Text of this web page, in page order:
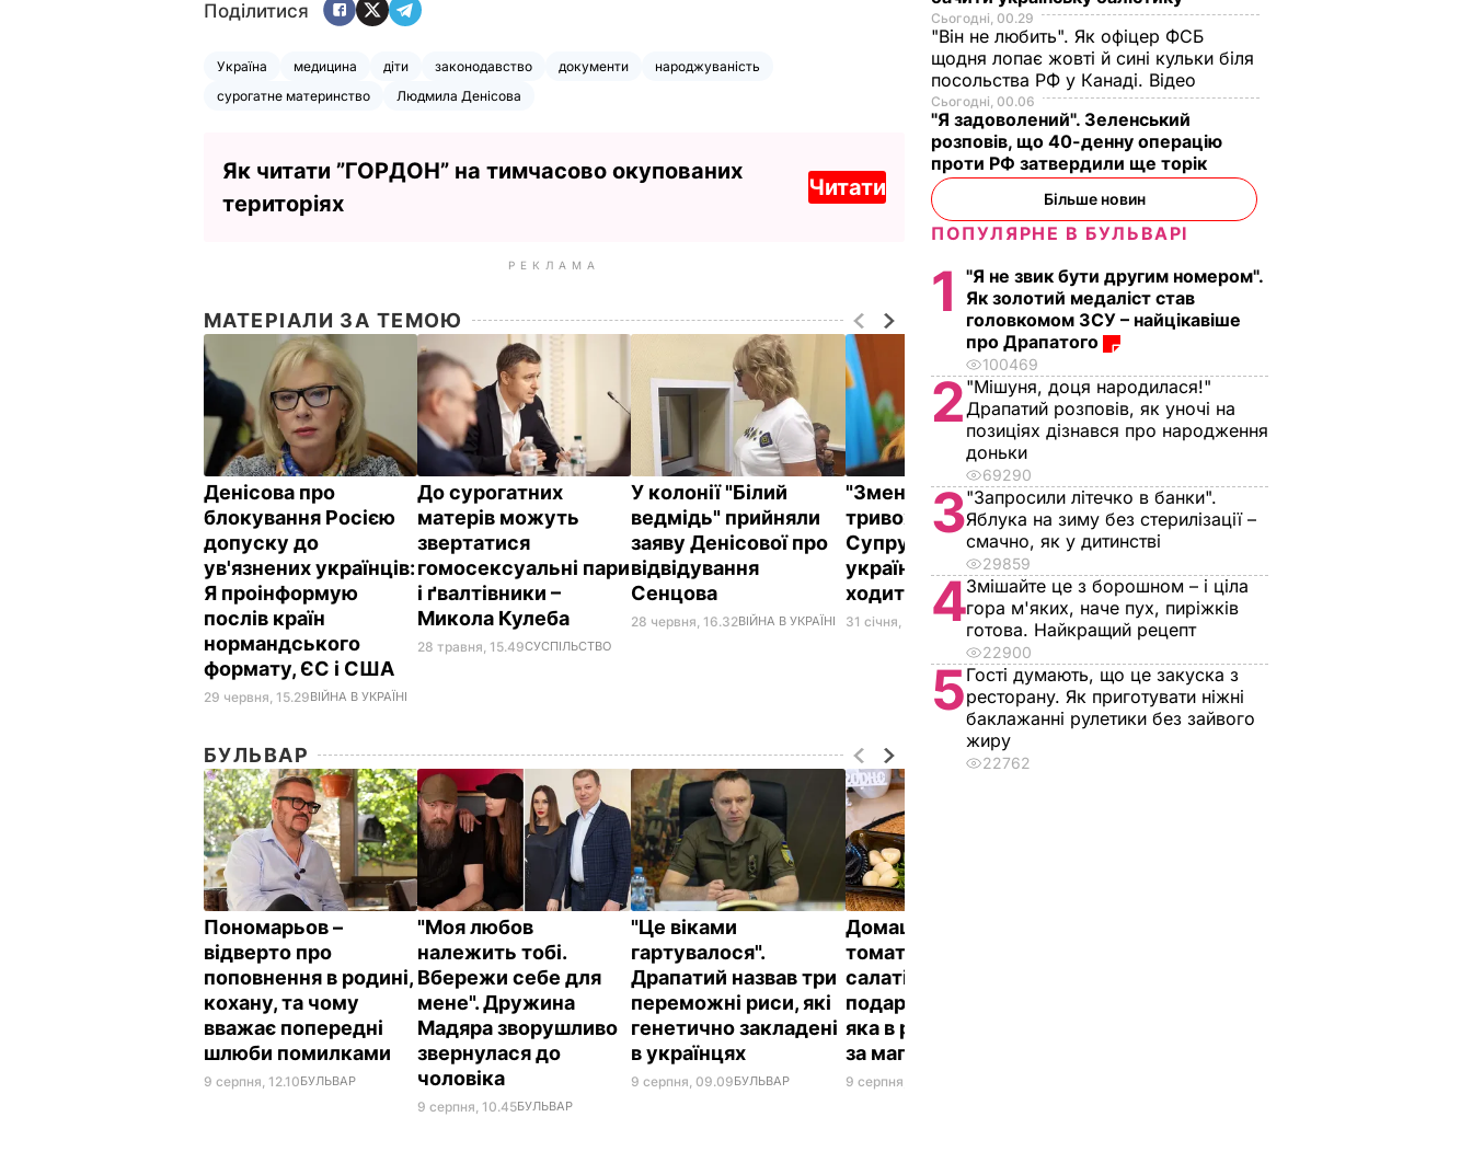
Поділитися
Україна медицина діти законодавство документи
народжуваність
сурогатне материнство
Людмила Денісова
Як читати ”ГОРДОН” на тимчасово окупованих
територіях
Читати
РЕКЛАМА
МАТЕРІАЛИ ЗА ТЕМОЮ
Денісова про
блокування Росією
допуску до
ув'язнених українців:
Я проінформую
послів країн
нормандського
формату, ЄС і США
29 червня, 15.29ВІЙНА В УКРАЇНІ
До сурогатних
матерів можуть
звертатися
гомосексуальні пари
і ґвалтівники –
Микола Кулеба
28 травня, 15.49СУСПІЛЬСТВО
У колонії "Білий
ведмідь" прийняли
заяву Денісової про
відвідування
Сенцова
28 червня, 16.32ВІЙНА В УКРАЇНІ
"Зменшує стрес і
тривожність".
Супрун порадила
українцям більше
ходити
31 січня, 12.56 СПОСІБ ЖИТТЯ
БУЛЬВАР
Пономарьов –
відверто про
поповнення в родині,
кохану, та чому
вважає попередні
шлюби помилками
9 серпня, 12.10БУЛЬВАР
"Моя любов
належить тобі.
Вбережи себе для
мене". Дружина
Мадяра зворушливо
звернулася до
чоловіка
9 серпня, 10.45БУЛЬВАР
"Це віками
гартувалося".
Драпатий назвав три
переможні риси, які
генетично закладені
в українцях
9 серпня, 09.09БУЛЬВАР
Домашні в’ялені
томати до піци,
салатів і на
подарунок. Закуска,
яка в рази дешевше
за магазинну
9 серпня, 08.39
Сьогодні, 00.29
"Він не любить". Як офіцер ФСБ
щодня лопає жовті й сині кульки біля
посольства РФ у Канаді. Відео
Сьогодні, 00.06
"Я задоволений". Зеленський
розповів, що 40-денну операцію
проти РФ затвердили ще торік
Більше новин
ПОПУЛЯРНЕ В БУЛЬВАРІ
1
"Я не звик бути другим номером".
Як золотий медаліст став
головкомом ЗСУ – найцікавіше
про Драпатого
100469
2 "Мішуня, доця народилася!"
Драпатий розповів, як уночі на
позиціях дізнався про народження
доньки
69290
3"Запросили літечко в банки".
Яблука на зиму без стерилізації –
смачно, як у дитинстві
29859
4Змішайте це з борошном – і ціла
гора м'яких, наче пух, пиріжків
готова. Найкращий рецепт
22900
5Гості думають, що це закуска з
ресторану. Як приготувати ніжні
баклажанні рулетики без зайвого
жиру
22762